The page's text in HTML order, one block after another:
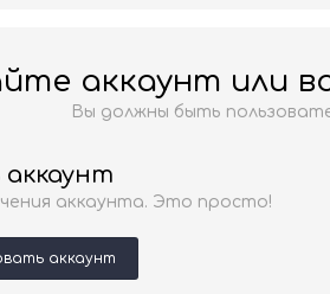
аккаунт или
Вы должны быть
аккаунта. Это просто!
аккаунт